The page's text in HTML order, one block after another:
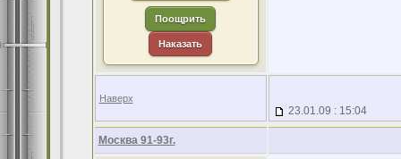
Поощрить
Наказать
Наверх
23.01.09 : 15:04
Москва 91-93г.